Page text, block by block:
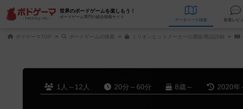
世界のボードゲームを楽しもう！
ボードゲーム専門の総合情報サイト
データベース 検索
ボドゲーマTOP ボードゲームの検索 ミリオンヒットメーカーの通販/商品詳細
1人～12人 20分～60分 8歳～ 2020年